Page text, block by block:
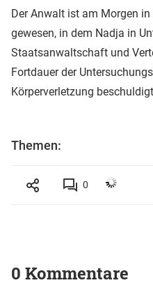
Der Anwalt ist am Morgen
gewesen, in dem Nadja in
Staatsanwaltschaft und
Fortdauer der
Körperverletzung
Themen:
0
0 Kommentare